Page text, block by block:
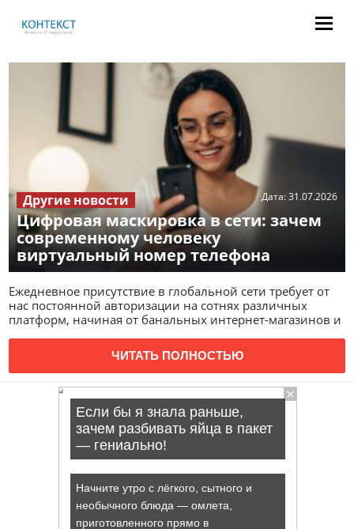
Цифровая маскировка в сети: зачем
современному человеку
виртуальный номер телефона
Дата:31.07.2026
Другие новости
Ежедневное присутствие в глобальной сети требует от
нас постоянной авторизации на сотнях различных
платформ, начиная от банальных интернет-магазинов и
ЧИТАТЬ ПОЛНОСТЬЮ